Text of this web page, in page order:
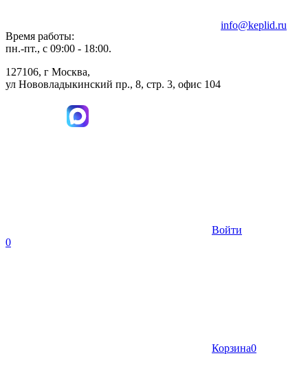
Время работы:
пн.-пт., с 09:00 - 18:00.
127106, г Москва,
ул Нововладыкинский пр., 8, стр. 3, офис 104
info@keplid.ru
Войти
0
Корзина0